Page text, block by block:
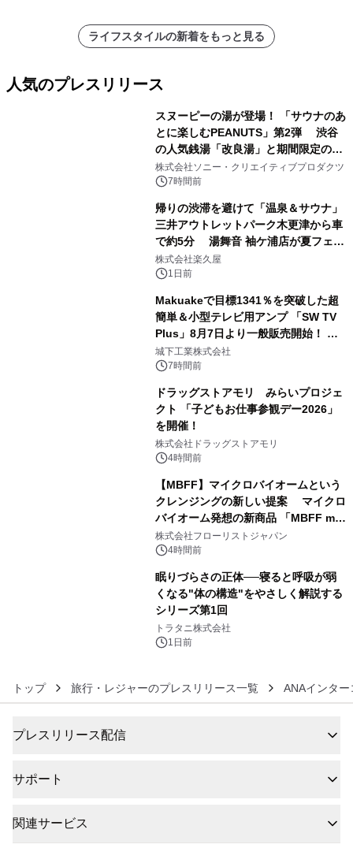
ライフスタイルの新着をもっと見る
人気のプレスリリース
スヌーピーの湯が登場！ 「サウナのあ
とに楽しむPEANUTS」第2弾 渋谷
の人気銭湯「改良湯」と期間限定のコ
ラボレーション サウナイキタイコラ
ボグッズも発売決定！
株式会社ソニー・クリエイティブプロダクツ
7時間前
帰りの渋滞を避けて「温泉＆サウナ」
三井アウトレットパーク木更津から車
で約5分 湯舞音 袖ケ浦店が夏フェア
メニューを提供
株式会社楽久屋
1日前
Makuakeで目標1341％を突破した超
簡単＆小型テレビ用アンプ 「SW TV
Plus」8月7日より一般販売開始！ ケ
ーブル1本つなぐだけ、テレビの音が
ぐっと豊かに
城下工業株式会社
7時間前
ドラッグストアモリ みらいプロジェ
クト 「子どもお仕事参観デー2026」
を開催！
株式会社ドラッグストアモリ
4時間前
【MBFF】マイクロバイオームという
クレンジングの新しい提案 マイクロ
バイオーム発想の新商品 「MBFF mb
クレンジングPRO」を2026年8月6日
発売
株式会社フローリストジャパン
4時間前
眠りづらさの正体──寝ると呼吸が弱
くなる"体の構造"をやさしく解説する
シリーズ第1回
トラタニ株式会社
1日前
トップ 旅行・レジャーのプレスリリース一覧 ANAインタ
プレスリリース配信
サポート
関連サービス